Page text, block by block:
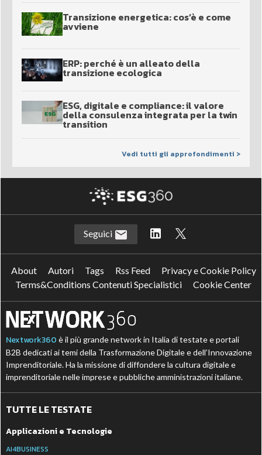
Transizione energetica: cos’è e come
avviene
ERP: perché è un alleato della
transizione ecologica
ESG, digitale e compliance: il valore
della consulenza integrata per la twin
transition
Vedi tutti gli approfondimenti >
Seguici
About Autori Tags Rss Feed
Privacy e Cookie Policy
Terms&Conditions Contenuti Specialistici
Cookie Center
Nextwork360 è il più grande network in Italia di testate e portali
B2B dedicati ai temi della Trasformazione Digitale e dell’Innovazione
Imprenditoriale. Ha la missione di diffondere la cultura digitale e
imprenditoriale nelle imprese e pubbliche amministrazioni italiane.
TUTTE LE TESTATE
Applicazioni e Tecnologie
AI4BUSINESS